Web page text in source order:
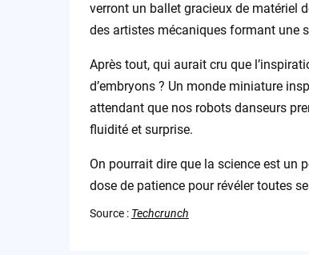
verront un ballet gracieux de matériel
des artistes mécaniques formant une
Après tout, qui aurait cru que
d’embryons ? Un monde miniature
attendant que nos robots danseurs
fluidité et surprise.
On pourrait dire que la science est un
dose de patience pour révéler toutes
Source : Techcrunch